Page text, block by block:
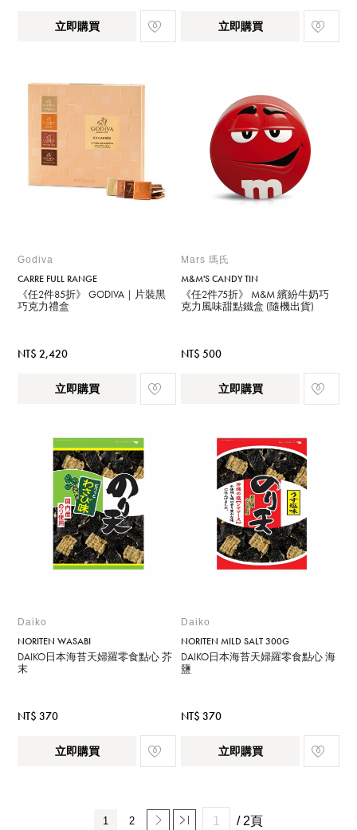
立即購買 立即購買
Godiva
CARRE FULL RANGE
《任2件85折》 GODIVA｜片裝黑
巧克力禮盒
NT$ 2,420
立即購買
Mars 瑪氏
M&M'S CANDY TIN
《任2件75折》 M&M 繽紛牛奶巧
克力風味甜點鐵盒 (隨機出貨)
NT$ 500
立即購買
Daiko
NORITEN WASABI
DAIKO日本海苔天婦羅零食點心 芥
末
NT$ 370
立即購買
Daiko
NORITEN MILD SALT 300G
DAIKO日本海苔天婦羅零食點心 海
鹽
NT$ 370
立即購買
1 2 / 2頁